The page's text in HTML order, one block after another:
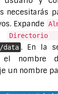
necesitarás
Expande
data . En la
el nombre
un nombre